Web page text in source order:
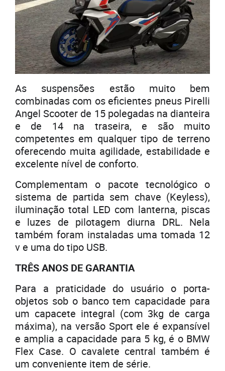
As suspensões estão muito bem
combinadas com os eficientes pneus Pirelli
Angel Scooter de 15 polegadas na dianteira
e de 14 na traseira, e são muito
competentes em qualquer tipo de terreno
oferecendo muita agilidade, estabilidade e
excelente nível de conforto.
Complementam o pacote tecnológico o
sistema de partida sem chave (Keyless),
iluminação total LED com lanterna, piscas
e luzes de pilotagem diurna DRL. Nela
também foram instaladas uma tomada 12
v e uma do tipo USB.
TRÊS ANOS DE GARANTIA
Para a praticidade do usuário o porta-
objetos sob o banco tem capacidade para
um capacete integral (com 3kg de carga
máxima), na versão Sport ele é expansível
e amplia a capacidade para 5 kg, é o BMW
Flex Case. O cavalete central também é
um conveniente item de série.